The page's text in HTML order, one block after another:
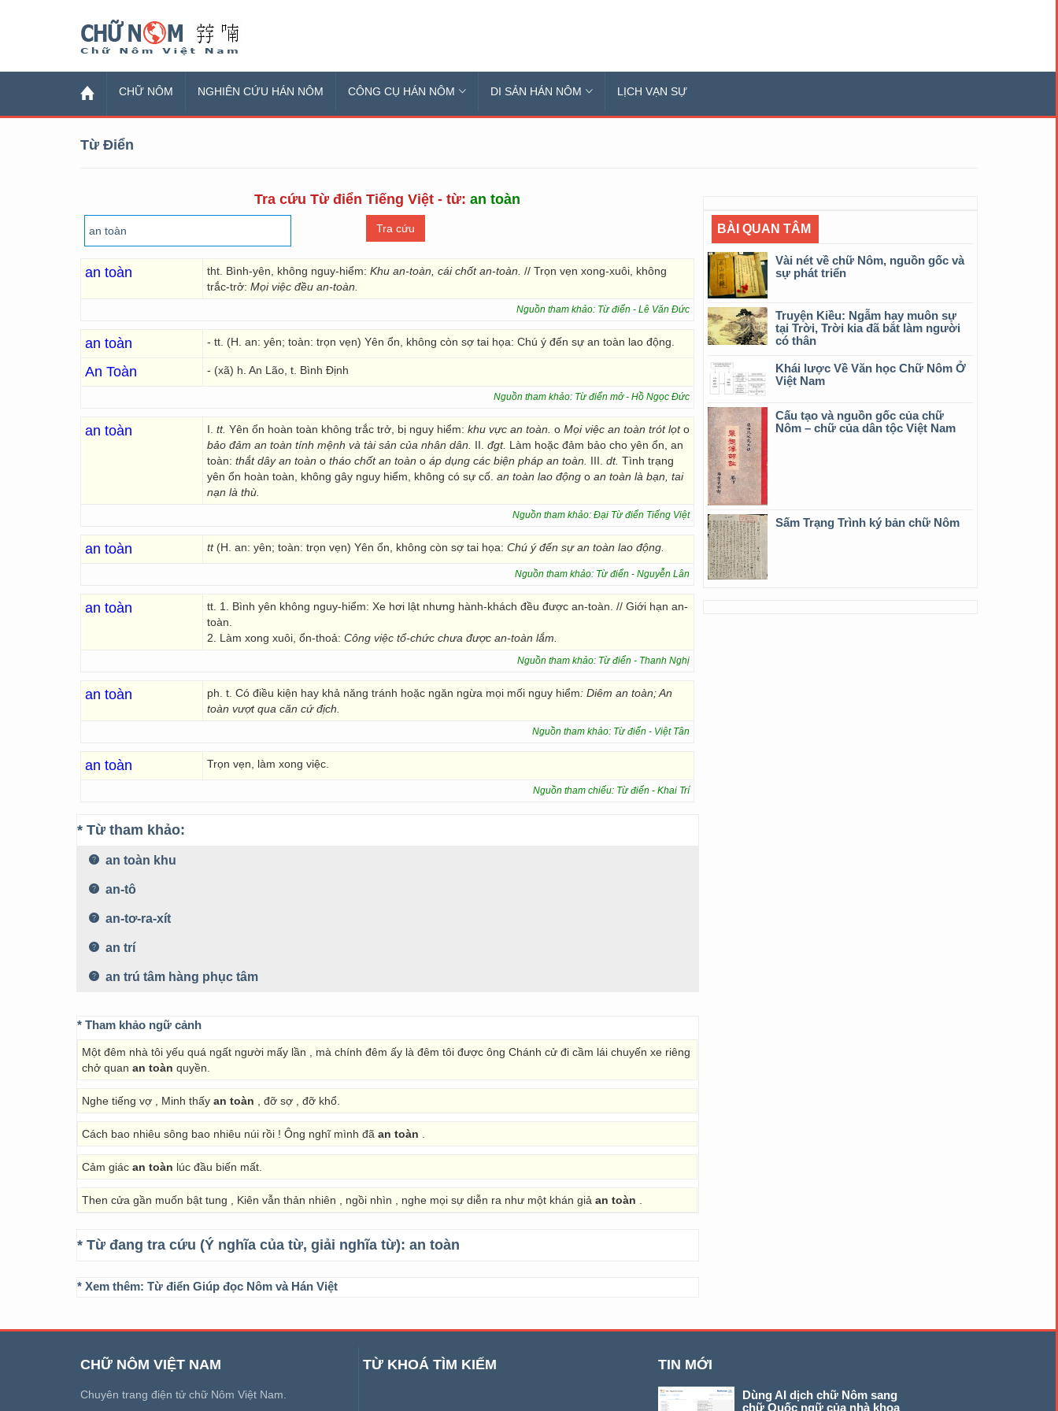
CHỮ NÔM NGHIÊN CỨU HÁN NÔM CÔNG CỤ HÁN NÔM DI SẢN HÁN NÔM LỊCH VẠN SỰ
Từ Điển
Tra cứu Từ điển Tiếng Việt - từ:an toàn
an toàn tht. Bình-yên, không nguy-hiểm: Khu an-toàn, cái chốt an-toàn. // Trọn vẹn xong-xuôi, không
trắc-trở: Mọi việc đều an-toàn.
Nguồn tham khảo: Từ điển - Lê Văn Đức
an toàn - tt. (H. an: yên; toàn: trọn vẹn) Yên ổn, không còn sợ tai họa: Chú ý đến sự an toàn lao động.
An Toàn - (xã) h. An Lão, t. Bình Định
Nguồn tham khảo: Từ điển mở - Hồ Ngọc Đức
an toàn I. tt. Yên ổn hoàn toàn không trắc trở, bị nguy hiểm: khu vực an toàn. o Mọi việc an toàn trót lọto
bảo đảm an toàn tính mệnh và tài sản của nhân dân. II. đgt. Làm hoặc đảm bảo cho yên ổn, an
toàn: thắt dây an toàn o tháo chốt an toàn o áp dụng các biện pháp an toàn. III. dt. Tình trạng
yên ổn hoàn toàn, không gây nguy hiểm, không có sự cố. an toàn lao động o an toàn là bạn, tai
nạn là thù.
Nguồn tham khảo: Đại Từ điển Tiếng Việt
an toàn tt (H. an: yên; toàn: trọn vẹn) Yên ổn, không còn sợ tai họa: Chú ý đến sự an toàn lao động.
Nguồn tham khảo: Từ điển - Nguyễn Lân
an toàn
tt. 1. Bình yên không nguy-hiểm: Xe hơi lật nhưng hành-khách đều được an-toàn. // Giới hạn an-
toàn.
2. Làm xong xuôi, ổn-thoả: Công việc tổ-chức chưa được an-toàn lắm.
Nguồn tham khảo: Từ điển - Thanh Nghị
an toàn ph. t. Có điều kiện hay khả năng tránh hoặc ngăn ngừa mọi mối nguy hiểm: Diêm an toàn; An
toàn vượt qua căn cứ địch.
Nguồn tham khảo: Từ điển - Việt Tân
an toàn Trọn vẹn, làm xong việc.
Nguồn tham chiếu: Từ điển - Khai Trí
* Từ tham khảo:
an toàn khu
an-tô
an-tơ-ra-xít
an trí
an trú tâm hàng phục tâm
* Tham khảo ngữ cảnh
Một đêm nhà tôi yếu quá ngất người mấy lần , mà chính đêm ấy là đêm tôi được ông Chánh cử đi cầm lái chuyến xe riêng
chở quan an toàn quyền.
Nghe tiếng vợ , Minh thấy an toàn , đỡ sợ , đỡ khổ.
Cách bao nhiêu sông bao nhiêu núi rồi ! Ông nghĩ mình đã an toàn
Cảm giác an toàn lúc đầu biến mất.
Then cửa gần muốn bật tung , Kiên vẫn thản nhiên , ngồi nhìn , nghe mọi sự diễn ra như một khán giả an toàn
* Từ đang tra cứu (Ý nghĩa của từ, giải nghĩa từ): an toàn
* Xem thêm: Từ điển Giúp đọc Nôm và Hán Việt
BÀI QUAN TÂM
Vài nét về chữ Nôm, nguồn gốc và
sự phát triển
Truyện Kiều: Ngẫm hay muôn sự
tại Trời, Trời kia đã bắt làm người
có thân
Khái lược Về Văn học Chữ Nôm Ở
Việt Nam
Cấu tạo và nguồn gốc của chữ
Nôm – chữ của dân tộc Việt Nam
Sấm Trạng Trình ký bản chữ Nôm
CHỮ NÔM VIỆT NAM
Chuyên trang điện tử chữ Nôm Việt Nam.
TỪ KHOÁ TÌM KIẾM TIN MỚI
Dùng AI dịch chữ Nôm sang
chữ Quốc ngữ của nhà khoa